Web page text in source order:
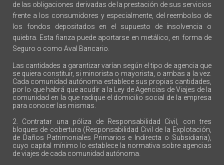
de las obligaciones derivadas de la prestación de sus servicios
frente a los consumidores y especialmente, del reembolso de
los fondos depositados en el supuesto de insolvencia o
quiebra. Esta fianza puede aportarse en metálico, en forma de
Seguro o como Aval Bancario.
Las cantidades a garantizar varían según el tipo de agencia que
se quiera constituir, si minorista o mayorista, o ambas a la vez.
Cada comunidad autónoma establece sus propias cantidades,
por lo que habrá que acudir a la Ley de Agencias de Viajes de la
comunidad en la que radique el domicilio social de la empresa
para conocer las mismas.
2. Contratar una póliza de Responsabilidad Civil, con tres
bloques de cobertura (Responsabilidad Civil de la Explotación,
de Daños Patrimoniales Primarios e Indirecta o Subsidiaria),
cuyo capital mínimo lo establece la normativa sobre agencias
de viajes de cada comunidad autónoma.